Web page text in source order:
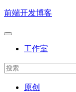
前端开发博客
工作室
原创